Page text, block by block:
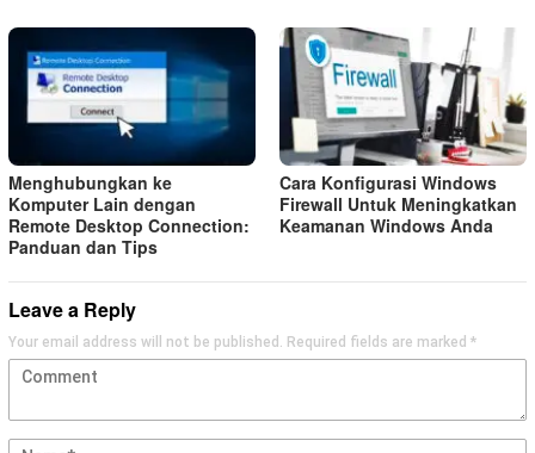
Menghubungkan ke
Komputer Lain dengan
Remote Desktop Connection:
Panduan dan Tips
Cara Konfigurasi Windows
Firewall Untuk Meningkatkan
Keamanan Windows Anda
Leave a Reply
Your email address will not be published. Required fields are marked *